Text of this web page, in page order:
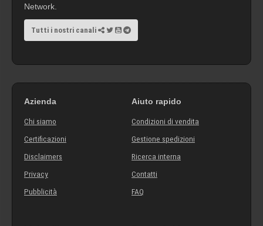
Network.
Tutti i nostri canali
Azienda
Chi siamo
Certificazioni
Disclaimers
Privacy
Pubblicità
Aiuto rapido
Condizioni di vendita
Gestione spedizioni
Ricerca interna
Contatti
FAQ